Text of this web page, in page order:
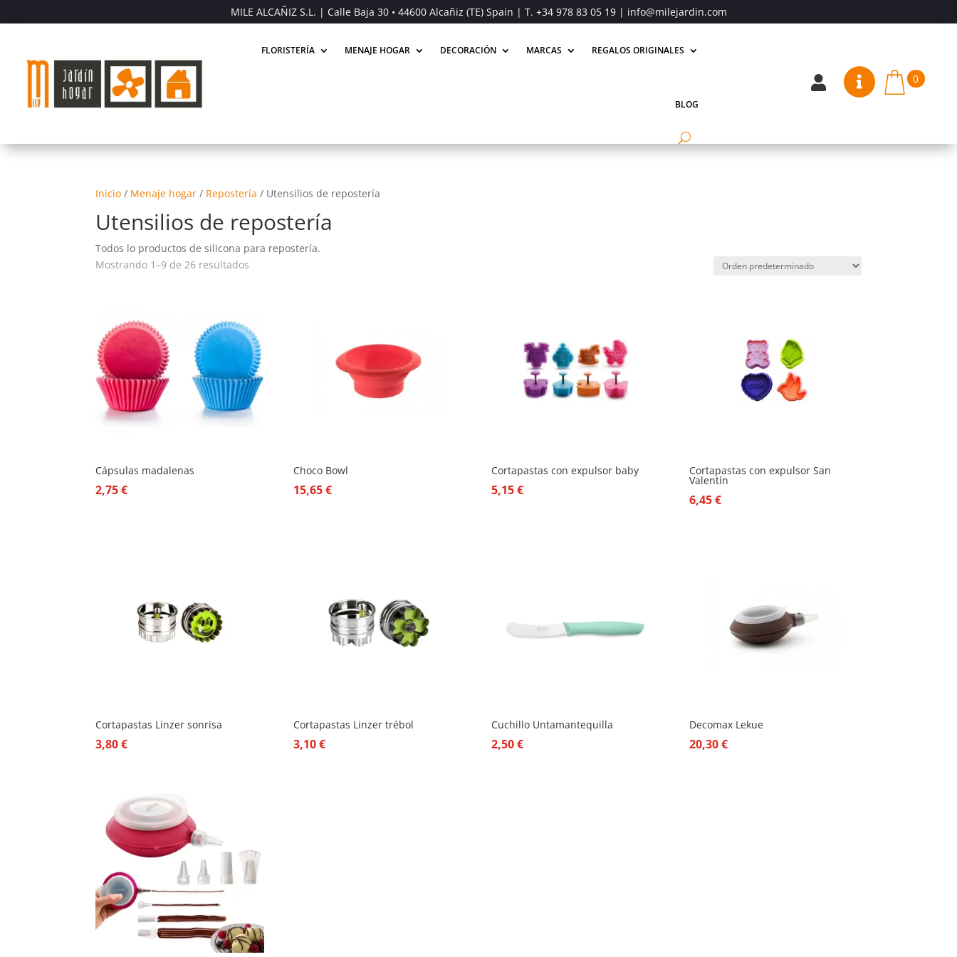
MILE ALCAÑIZ S.L. | Calle Baja 30 • 44600 Alcañiz (TE) Spain | T. +34 978 83 05 19| info@milejardin.com
FLORISTERÍA MENAJE HOGAR DECORACIÓN MARCAS REGALOS ORIGINALES
BLOG
  0
Inicio / Menaje hogar / Repostería / Utensilios de repostería
Utensilios de repostería
Todos lo productos de silicona para repostería.
Mostrando 1–9 de 26 resultados
Cápsulas madalenas
2,75€
Choco Bowl
15,65€
Cortapastas con expulsor baby
5,15€
Cortapastas con expulsor San
Valentín
6,45€
Cortapastas Linzer sonrisa
3,80€
Cortapastas Linzer trébol
3,10€
Cuchillo Untamantequilla
2,50€
Decomax Lekue
20,30€